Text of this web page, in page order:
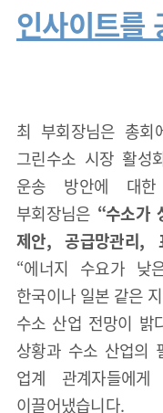
인사이트를
최 부회장님은 총회
그린수소 시장 활성
운송 방안에 대한
부회장님은 “수소가
제안, 공급망관리,
“에너지 수요가 낮
한국이나 일본 같은
수소 산업 전망이 밝
상황과 수소 산업의
업계 관계자들에
이끌어냈습니다.